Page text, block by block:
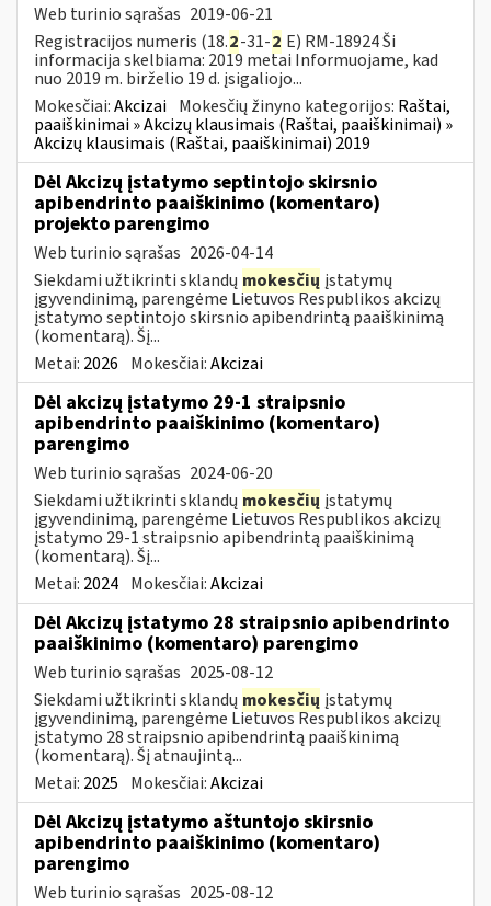
Web turinio sąrašas 2019-06-21
Registracijos numeris (18.2-31-2 E) RM-18924 Ši
informacija skelbiama: 2019 metai Informuojame, kad
nuo 2019 m. birželio 19 d. įsigaliojo...
Mokesčiai:Akcizai Mokesčių žinyno kategorijos: Raštai,
paaiškinimai » Akcizų klausimais (Raštai, paaiškinimai) »
Akcizų klausimais (Raštai, paaiškinimai) 2019
Dėl Akcizų įstatymo septintojo skirsnio
apibendrinto paaiškinimo (komentaro)
projekto parengimo
Web turinio sąrašas 2026-04-14
Siekdami užtikrinti sklandų mokesčių įstatymų
įgyvendinimą, parengėme Lietuvos Respublikos akcizų
įstatymo septintojo skirsnio apibendrintą paaiškinimą
(komentarą). Šį...
Metai: 2026 Mokesčiai:Akcizai
Dėl akcizų įstatymo 29-1 straipsnio
apibendrinto paaiškinimo (komentaro)
parengimo
Web turinio sąrašas 2024-06-20
Siekdami užtikrinti sklandų mokesčių įstatymų
įgyvendinimą, parengėme Lietuvos Respublikos akcizų
įstatymo 29-1 straipsnio apibendrintą paaiškinimą
(komentarą). Šį...
Metai: 2024 Mokesčiai:Akcizai
Dėl Akcizų įstatymo 28 straipsnio apibendrinto
paaiškinimo (komentaro) parengimo
Web turinio sąrašas 2025-08-12
Siekdami užtikrinti sklandų mokesčių įstatymų
įgyvendinimą, parengėme Lietuvos Respublikos akcizų
įstatymo 28 straipsnio apibendrintą paaiškinimą
(komentarą). Šį atnaujintą...
Metai: 2025 Mokesčiai:Akcizai
Dėl Akcizų įstatymo aštuntojo skirsnio
apibendrinto paaiškinimo (komentaro)
parengimo
Web turinio sąrašas 2025-08-12